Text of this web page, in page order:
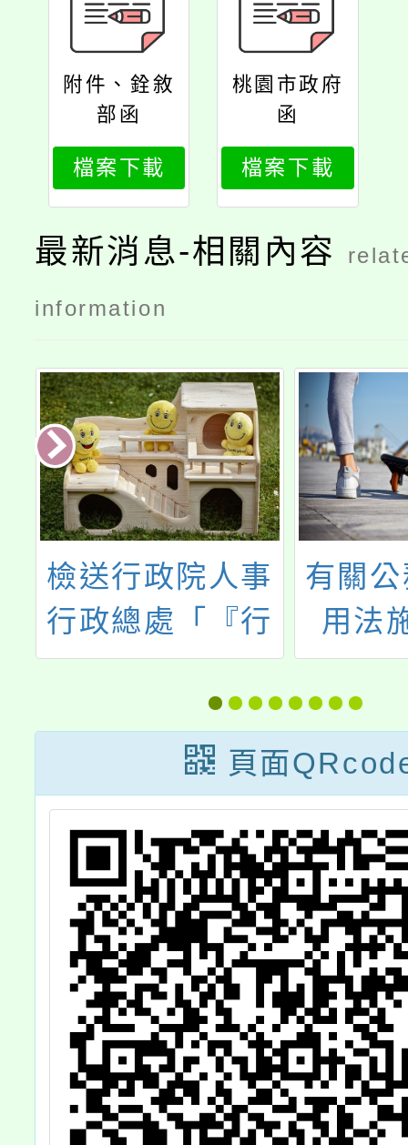
附件、銓敘
部函
檔案下載
桃園市政府
函
檔案下載
最新消息-相關內容
information
檢送行政院人事
行政總處「『行
政院與所屬中央
及地方各機關
（構）學校公務
人員違法（規）
赴陸建議懲處原
則』及『行政院
與所屬各機關
（構）學校公務
人員違規赴港澳
建議懲處原則』
相關事項Q&A」
有關
用法
（以
則）
頁面